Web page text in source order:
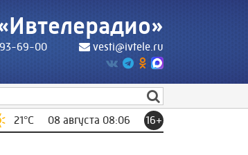
69-00 vesti@ivtele.ru
21°C 08 августа 08:06 16+